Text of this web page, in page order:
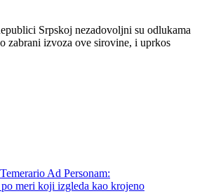
Srpskoj nezadovoljni su odlukama
zabrani izvoza ove sirovine, i uprkos